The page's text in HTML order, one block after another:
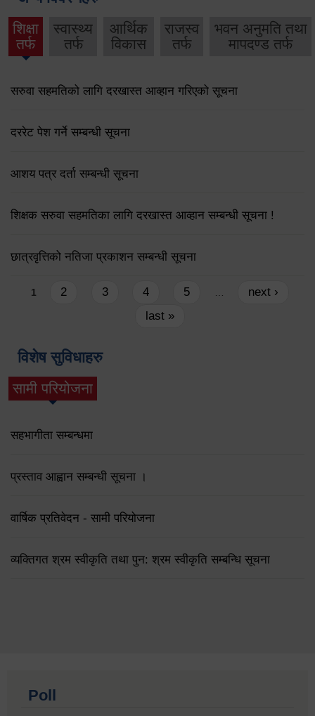
शिक्षा
तर्फ
स्वास्थ्य
तर्फ
आर्थिक
विकास
राजस्व
तर्फ
भवन अनुमति तथा
मापदण्ड तर्फ
सरुवा सहमतिको लागि दरखास्त आव्हान गरिएको सूचना
दररेट पेश गर्ने सम्बन्धी सूचना
आशय पत्र दर्ता सम्बन्धी सूचना
शिक्षक सरुवा सहमतिका लागि दरखास्त आव्हान सम्बन्धी सूचना !
छात्रवृत्तिको नतिजा प्रकाशन सम्बन्धी सूचना
Pages
1 2 3 4 5 …
next ›
last »
विशेष सुविधाहरु
सामी परियोजना
(active tab)
सहभागीता सम्बन्धमा
प्रस्ताव आह्वान सम्बन्धी सूचना ।
वार्षिक प्रतिवेदन - सामी परियोजना
व्यक्तिगत श्रम स्वीकृति तथा पुन: श्रम स्वीकृति सम्बन्धि सूचना
Poll